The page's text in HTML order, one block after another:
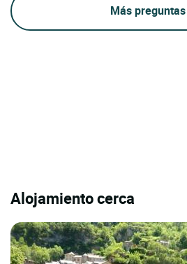
Más preguntas
Alojamiento cerca